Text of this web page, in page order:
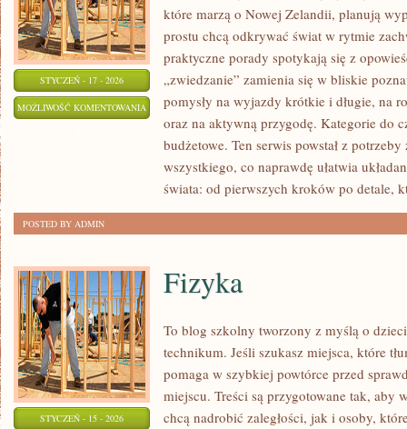
STYCZEŃ - 17 - 2026
MOŻLIWOŚĆ KOMENTOWANIA INDONEZJA
które marzą o Nowej Zelandii, planują
prostu chcą odkrywać świat w rytmie
praktyczne porady spotykają się z
„zwiedzanie” zamienia się w bliskie
pomysły na wyjazdy krótkie i długie, na
oraz na aktywną przygodę. Kategorie do
budżetowe. Ten serwis powstał z
wszystkiego, co naprawdę ułatwia
świata: od pierwszych kroków po detale,
POSTED BY ADMIN
STYCZEŃ - 15 - 2026
Fizyka
To blog szkolny tworzony z myślą o
technikum. Jeśli szukasz miejsca, które
pomaga w szybkiej powtórce przed
miejscu. Treści są przygotowane tak, aby
chcą nadrobić zaległości, jak i osoby,